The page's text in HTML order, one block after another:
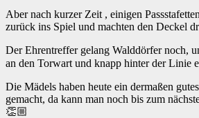
Aber nach kurzer Zeit , einigen
zurück ins Spiel und machten den Deckel
Der Ehrentreffer gelang Walddörfer noch,
an den Torwart und knapp hinter der Linie
Die Mädels haben heute ein dermaßen
gemacht, da kann man noch bis zum
👏🏼